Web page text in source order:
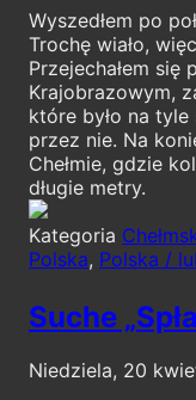
Wyszedłem po
Trochę wiało,
Przejechałem się
Krajobrazowym,
które było na tyle
przez nie. Na
Chełmie, gdzie
długie metry.
Kategoria
Polska, Polska /
Suche
Niedziela, 20